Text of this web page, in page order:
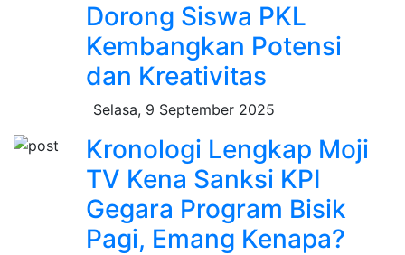
Dorong Siswa PKL
Kembangkan Potensi
dan Kreativitas
Selasa, 9 September 2025
Kronologi Lengkap Moji
TV Kena Sanksi KPI
Gegara Program Bisik
Pagi, Emang Kenapa?